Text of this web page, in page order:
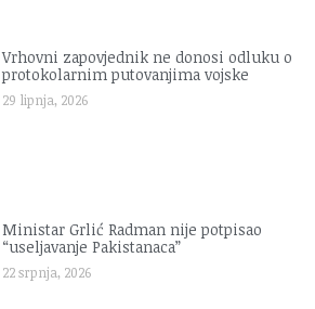
Vrhovni zapovjednik ne donosi odluku o
protokolarnim putovanjima vojske
29 lipnja, 2026
Ministar Grlić Radman nije potpisao
“useljavanje Pakistanaca”
22 srpnja, 2026